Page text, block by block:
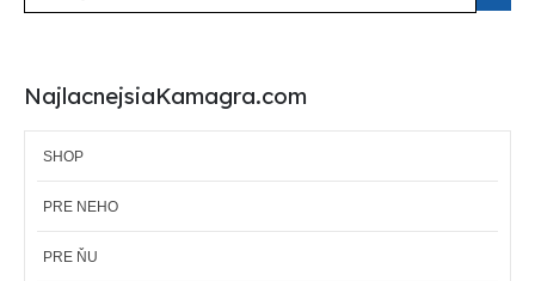
NajlacnejsiaKamagra.com
SHOP
PRE NEHO
PRE ŇU